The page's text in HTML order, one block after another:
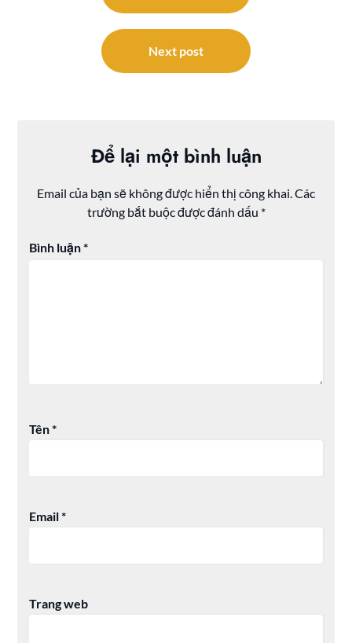
Next post
Để lại một bình luận
Email của bạn sẽ không được hiển thị công khai.Các
trường bắt buộc được đánh dấu *
Bình luận*
Tên*
Email*
Trang web